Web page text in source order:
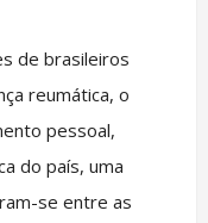
de brasileiros
reumática, o
pessoal,
do país, uma
se entre as